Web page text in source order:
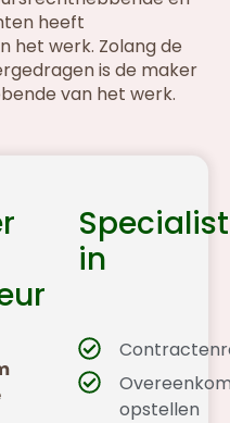
heeft
het werk. Zolang de
is de maker
van het werk.
Specialist
in
opstellen